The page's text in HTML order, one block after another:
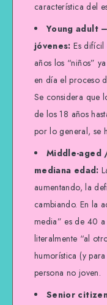
característica del
Young adult
jóvenes: Es difícil
años los “niños”
en día el proceso
Se considera que
de los 18 años
por lo general, se
Middle-aged
mediana edad:
aumentando, la
cambiando. En la
media” es de 40
literalmente “al
humorística (y
persona no joven.
Senior